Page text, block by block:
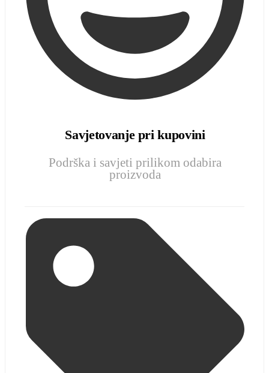
Savjetovanje pri kupovini
Podrška i savjeti prilikom odabira
proizvoda